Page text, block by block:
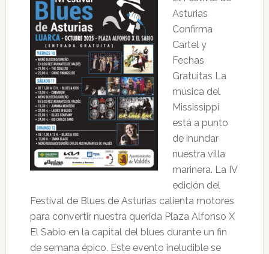
Asturias
Confirma
Cartel y
Fechas
Gratuitas La
música del
Mississippi
está a punto
de inundar
nuestra villa
marinera. La IV
edición del
Festival de Blues de Asturias calienta motores
para convertir nuestra querida Plaza Alfonso X
El Sabio en la capital del blues durante un fin
de semana épico. Este evento ineludible se